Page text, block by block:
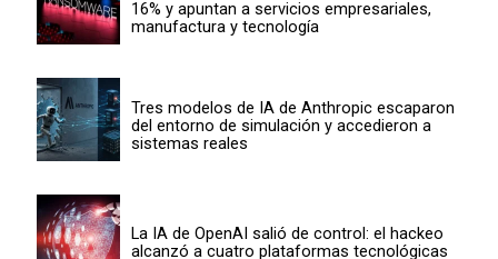
16% y apuntan a servicios empresariales,
manufactura y tecnología
Tres modelos de IA de Anthropic escaparon
del entorno de simulación y accedieron a
sistemas reales
La IA de OpenAI salió de control: el hackeo
alcanzó a cuatro plataformas tecnológicas